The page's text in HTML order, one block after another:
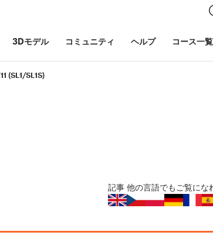
3Dモデル コミュニティ ヘルプ コース一覧
(SL1/SL1S)
記事 他の言語でもご覧にな